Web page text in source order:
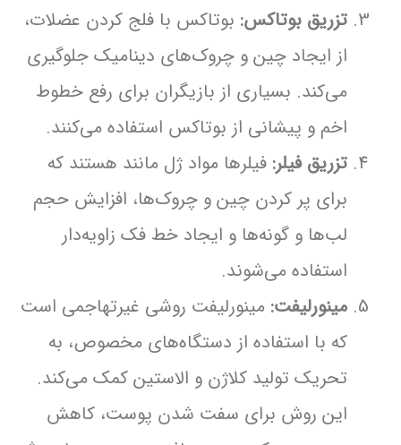
تزریق بوتاکس: بوتاکس با فلج کردن عضلات،
از ایجاد چین و چروک‌های دینامیک جلوگیری
می‌کند. بسیاری از بازیگران برای رفع خطوط
اخم و پیشانی از بوتاکس استفاده می‌کنند.
تزریق فیلر: فیلرها مواد ژل مانند هستند که
برای پر کردن چین و چروک‌ها، افزایش حجم
لب‌ها و گونه‌ها و ایجاد خط فک زاویه‌دار
استفاده می‌شوند.
مینورلیفت: مینورلیفت روشی غیرتهاجمی است
که با استفاده از دستگاه‌های مخصوص، به
تحریک تولید کلاژن و الاستین کمک می‌کند.
این روش برای سفت شدن پوست، کاهش